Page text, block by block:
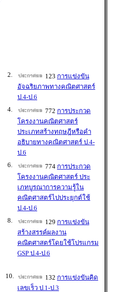
2. 123 การแข่งขัน
อัจฉริยภาพทางคณิตศาสตร์
ป.4-ป.6
4. 772 การประกวด
โครงงานคณิตศาสตร์
ประเภทสร้างทฤษฎีหรือคำ
อธิบายทางคณิตศาสตร์ ป.4-
ป.6
6. 774 การประกวด
โครงงานคณิตศาสตร์ ประ
เภทบูรณาการความรู้ใน
คณิตศาสตร์ไปประยุกต์ใช้
ป.4-ป.6
8. 129 การแข่งขัน
สร้างสรรค์ผลงาน
คณิตศาสตร์โดยใช้โปรแกรม
GSP ป.4-ป.6
10. 132 การแข่งขันคิด
เลขเร็ว ป.1-ป.3